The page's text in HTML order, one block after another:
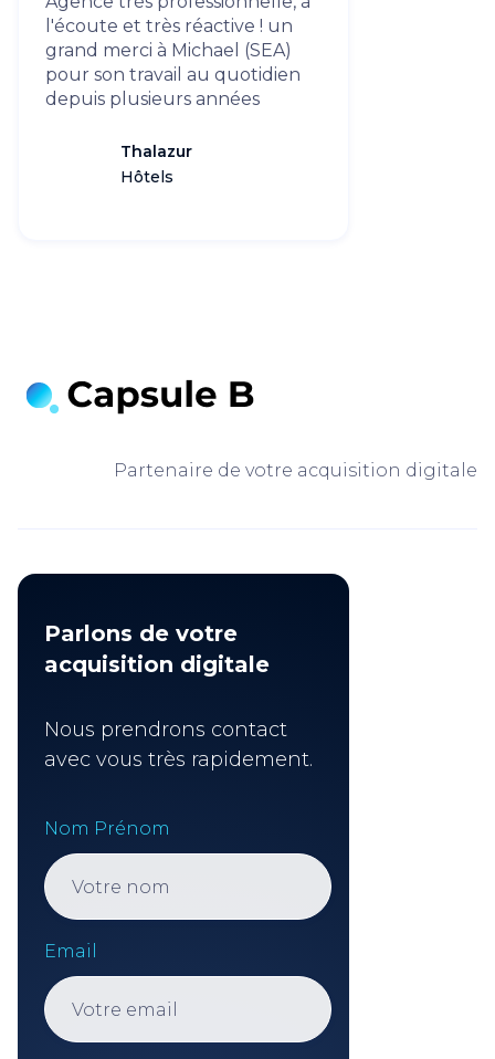
l'écoute et très réactive ! un
grand merci à Michael (SEA)
pour son travail au quotidien
depuis plusieurs années
Thalazur
Hôtels
Partenaire de votre acquisition digitale
Parlons de votre
acquisition digitale
Nous prendrons contact
avec vous très rapidement.
Nom Prénom
Email